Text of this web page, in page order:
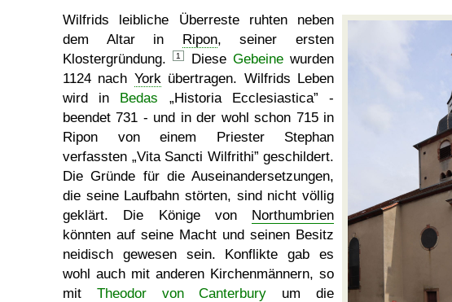
Wilfrids leibliche Überreste ruhten neben
dem Altar in Ripon, seiner ersten
Klostergründung. 1 Diese Gebeinewurden
1124 nach Yorkübertragen. Wilfrids Leben
wird in Bedas Historia Ecclesiastica
-
beendet 731 - und in der wohl schon 715 in
Ripon von einem Priester Stephan
verfassten
Vita Sancti Wilfrithi
geschildert.
Die Gründe für die Auseinandersetzungen,
die seine Laufbahn störten, sind nicht völlig
geklärt. Die Könige von Northumbrien
könnten auf seine Macht und seinen Besitz
neidisch gewesen sein. Konflikte gab es
wohl auch mit anderen Kirchenmännern, so
mit Theodor von Canterbury um die